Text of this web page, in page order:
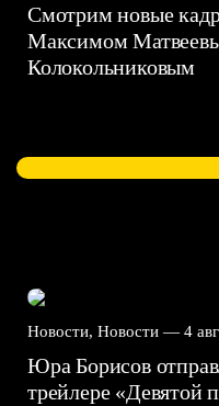
Смотрим новые
Максимом
Колокольниковым
Новости, Новости — 4
Юра Борисов
трейлере «Девятой